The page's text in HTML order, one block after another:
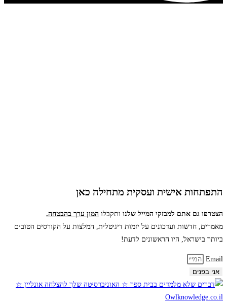
התפתחות אישית ועסקית מתחילה כאן
הצטרפו גם אתם למבזקי המייל שלנו ותקבלו המון ערך בהבטחה.
מאמרים, חדשות ועדכונים על יזמות דיגיטלית, המלצות על הקורסים הטובים
ביותר בישראל, היו הראשונים לדעת!
Email
אני בפנים